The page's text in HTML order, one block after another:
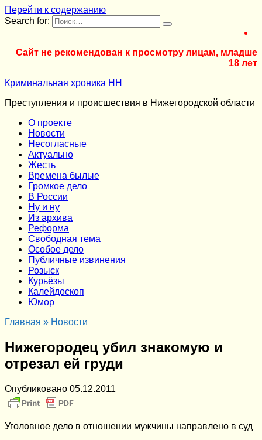
Перейти к содержанию
Search for:
Сайт не рекомендован к просмотру лицам, младше
18 лет
Криминальная хроника НН
Преступления и происшествия в Нижегородской области
О проекте
Новости
Несогласные
Актуально
Жесть
Времена былые
Громкое дело
В России
Ну и ну
Из архива
Реформа
Cвободная тема
Особое дело
Публичные извинения
Розыск
Курьёзы
Калейдоскоп
Юмор
Главная » Новости
Нижегородец убил знакомую и
отрезал ей груди
Опубликовано 05.12.2011
Уголовное дело в отношении мужчины направлено в суд